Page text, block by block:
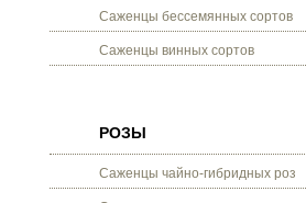
Саженцы бессемянных сортов
Саженцы винных сортов
РОЗЫ
Саженцы чайно-гибридных роз